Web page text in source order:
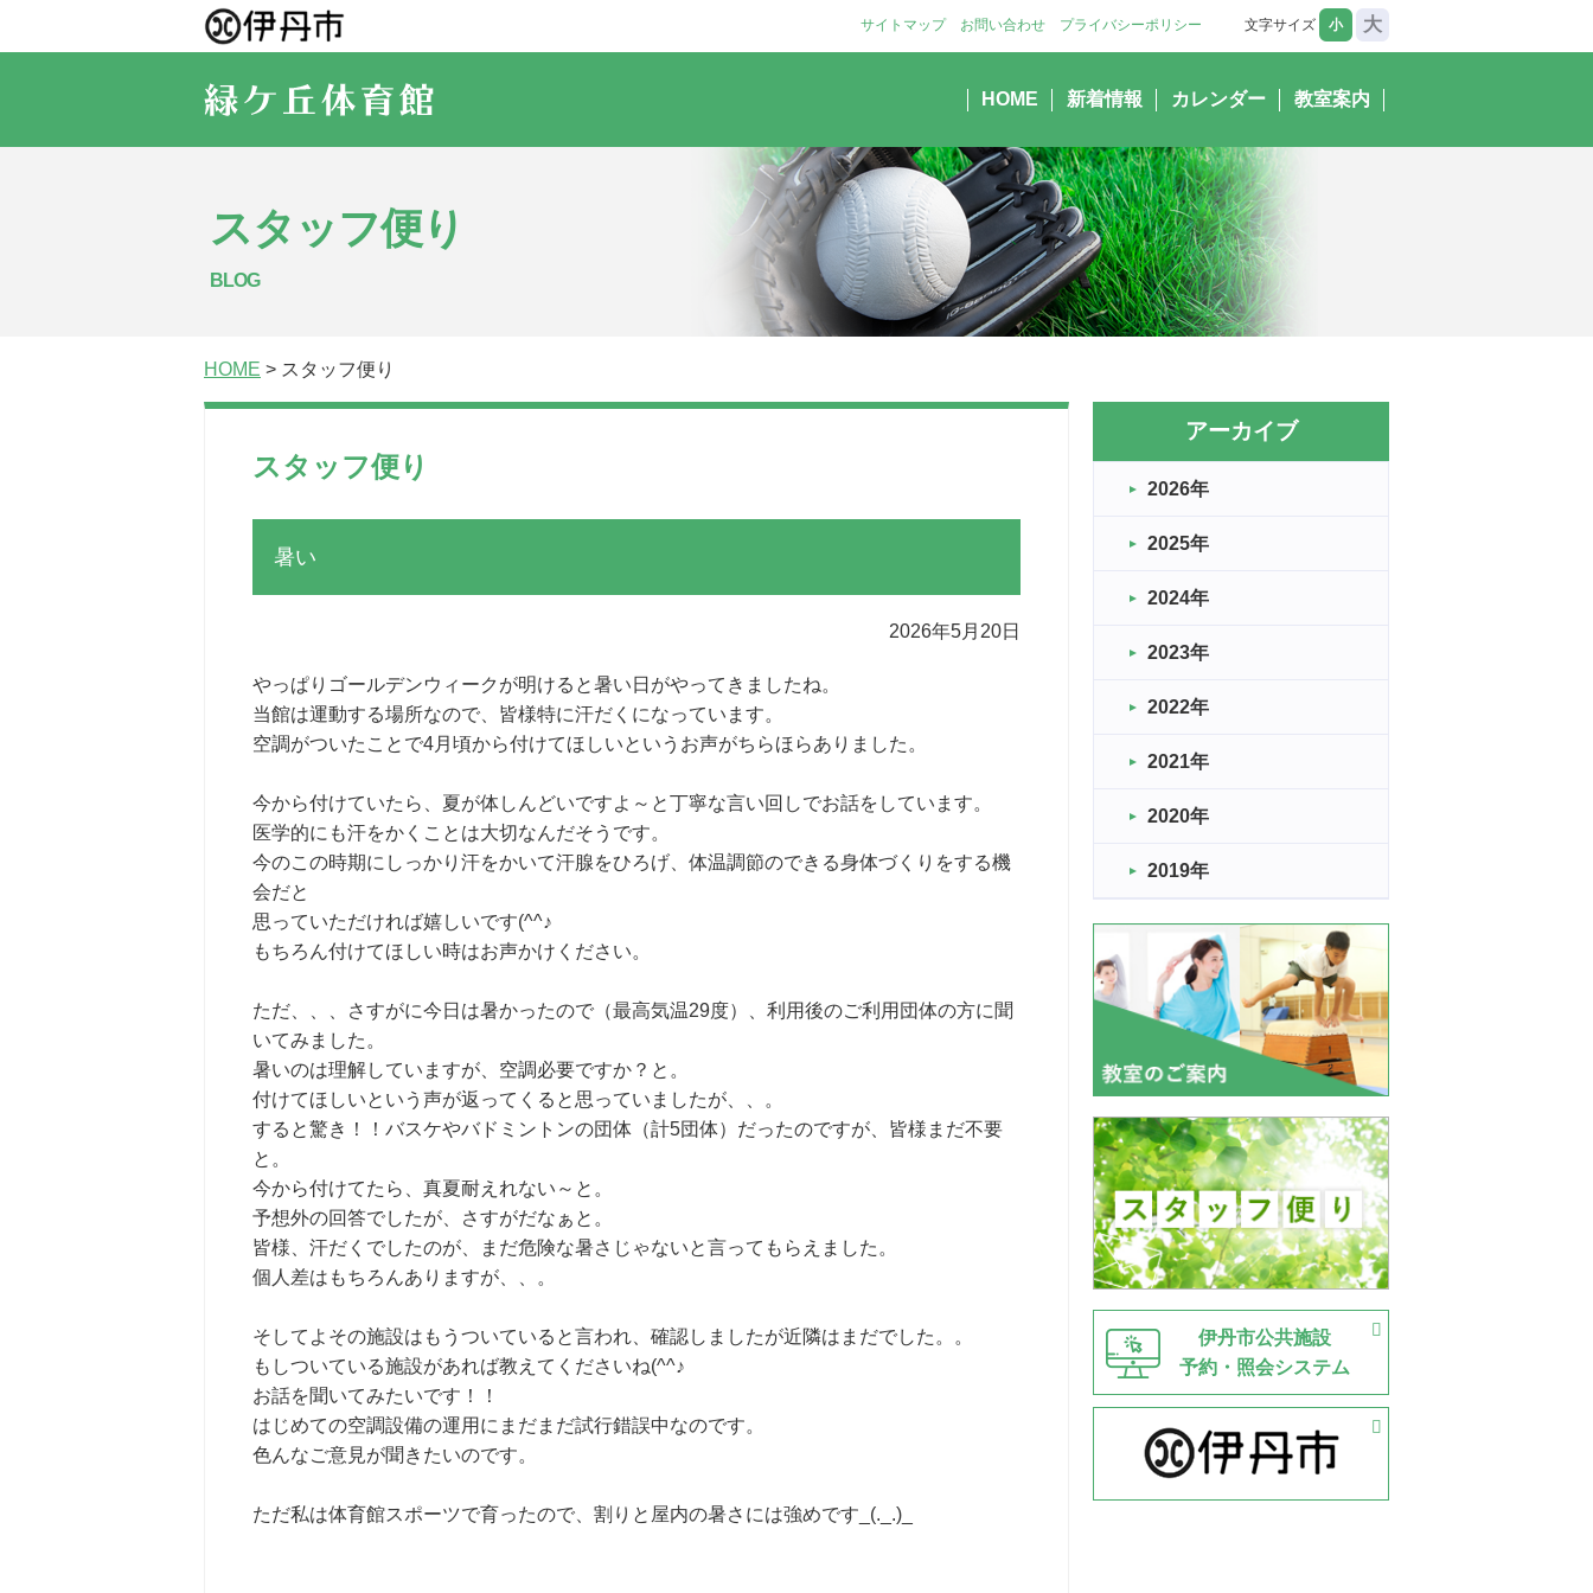
サイトマップ お問い合わせ プライバシーポリシー
HOME 新着情報 カレンダー 教室案内
文字サイズ 小 大
スタッフ便り
BLOG
HOME > スタッフ便り
スタッフ便り
暑い
2026年5月20日
やっぱりゴールデンウィークが明けると暑い日がやってきましたね。
当館は運動する場所なので、皆様特に汗だくになっています。
空調がついたことで4月頃から付けてほしいというお声がちらほらありました。
今から付けていたら、夏が体しんどいですよ～と丁寧な言い回しでお話をしています。
医学的にも汗をかくことは大切なんだそうです。
今のこの時期にしっかり汗をかいて汗腺をひろげ、体温調節のできる身体づくりをする機
会だと
思っていただければ嬉しいです(^^♪
もちろん付けてほしい時はお声かけください。
ただ、、、さすがに今日は暑かったので（最高気温29度）、利用後のご利用団体の方に聞
いてみました。
暑いのは理解していますが、空調必要ですか？と。
付けてほしいという声が返ってくると思っていましたが、、。
すると驚き！！バスケやバドミントンの団体（計5団体）だったのですが、皆様まだ不要
と。
今から付けてたら、真夏耐えれない～と。
予想外の回答でしたが、さすがだなぁと。
皆様、汗だくでしたのが、まだ危険な暑さじゃないと言ってもらえました。
個人差はもちろんありますが、、。
そしてよその施設はもうついていると言われ、確認しましたが近隣はまだでした。。
もしついている施設があれば教えてくださいね(^^♪
お話を聞いてみたいです！！
はじめての空調設備の運用にまだまだ試行錯誤中なのです。
色んなご意見が聞きたいのです。
ただ私は体育館スポーツで育ったので、割りと屋内の暑さには強めです_(._.)_
アーカイブ
2026年
2025年
2024年
2023年
2022年
2021年
2020年
2019年
伊丹市公共施設
予約・照会システム